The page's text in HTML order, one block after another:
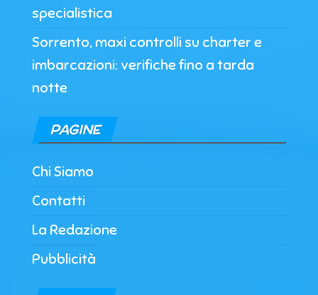
specialistica
Sorrento, maxi controlli su charter e
imbarcazioni: verifiche fino a tarda
notte
PAGINE
Chi Siamo
Contatti
La Redazione
Pubblicità